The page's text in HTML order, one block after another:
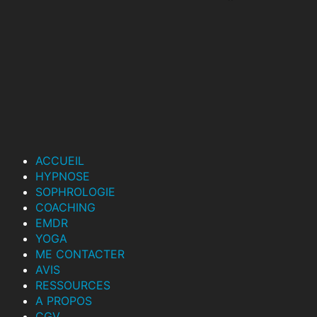
ACCUEIL
HYPNOSE
SOPHROLOGIE
COACHING
EMDR
YOGA
ME CONTACTER
AVIS
RESSOURCES
A PROPOS